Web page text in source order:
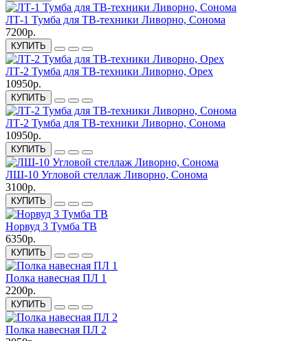
ЛТ-1 Тумба для ТВ-техники Ливорно, Сонома
7200р.
КУПИТЬ
ЛТ-2 Тумба для ТВ-техники Ливорно, Орех
10950р.
КУПИТЬ
ЛТ-2 Тумба для ТВ-техники Ливорно, Сонома
10950р.
КУПИТЬ
ЛШ-10 Угловой стеллаж Ливорно, Сонома
3100р.
КУПИТЬ
Норвуд 3 Тумба ТВ
6350р.
КУПИТЬ
Полка навесная ПЛ 1
2200р.
КУПИТЬ
Полка навесная ПЛ 2